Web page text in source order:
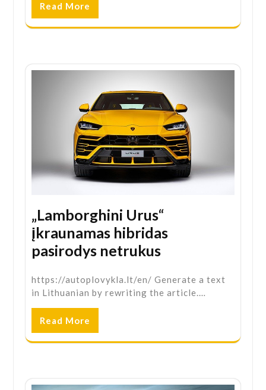
Read More
„Lamborghini Urus“
įkraunamas hibridas
pasirodys netrukus
https://autoplovykla.lt/en/ Generate a text
in Lithuanian by rewriting the article.…
Read More